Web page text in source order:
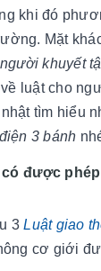
khi đó
Mặt
khuyết
luật cho
tìm hiểu
3 bánh
có được
3Luật giao
cơ giới